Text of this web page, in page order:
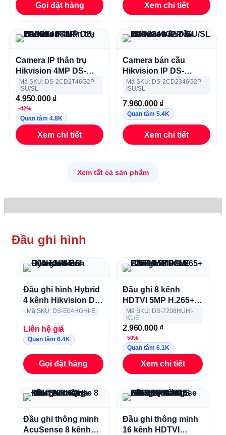
Gọi đặt hàng Xem chi tiết
Camera IP thân trụ
Hikvision 4MP DS-
2CD2T46G2P-ISU/SL
Mã SKU: DS-2CD2T46G2P-
ISU/SL
4.950.000 ₫
-42%
Quan tâm 4.8K
Xem chi tiết
Camera bán cầu
Hikvision IP DS-
2CD2346G2P-ISU/SL
4MP
Mã SKU: DS-2CD2346G2P-
ISU/SL
7.960.000 ₫
Quan tâm 5.4K
Xem chi tiết
Xem tất cả sản phẩm
Đầu ghi hình
Đầu ghi hình Hybrid
4 kênh Hikvision DS-
E04HGHI-E
Mã SKU: DS-E04HGHI-E
Liên hệ giá
Quan tâm 6.4K
Gọi đặt hàng
Đầu ghi 8 kênh
HDTVI 5MP H.265+
Hikvision DS-
7208HUHI-K1/E
Mã SKU: DS-7208HUHI-
K1/E
2.960.000 ₫
-50%
Quan tâm 6.1K
Xem chi tiết
Đầu ghi thông minh
AcuSense 8 kênh
Đầu ghi thông minh
16 kênh HDTVI